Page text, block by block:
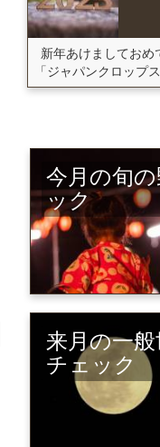
新年あけましておめ
「ジャパンクロップ
今月の旬
ック
来月の一
チェック